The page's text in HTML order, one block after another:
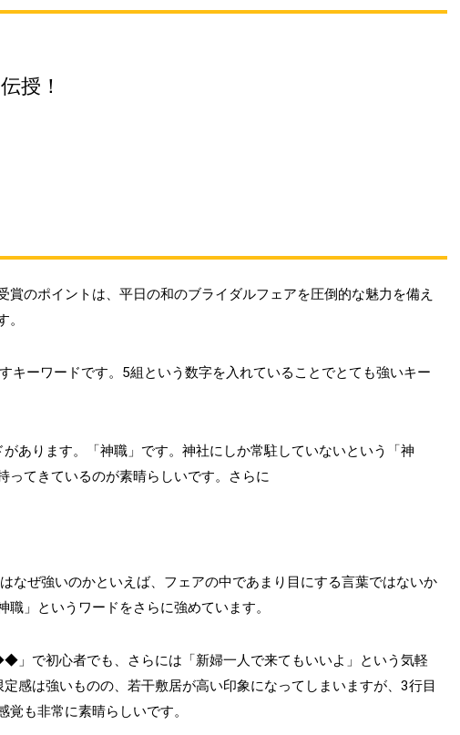
授！
のポイントは、平日の和のブライダルフェアを圧倒的な魅力を備え
キーワードです。5組という数字を入れていることでとても強いキー
あります。「神職」です。神社にしか常駐していないという「神
ってきているのが素晴らしいです。さらに
なぜ強いのかといえば、フェアの中であまり目にする言葉ではないか
」というワードをさらに強めています。
で初心者でも、さらには「新婦一人で来てもいいよ」という気軽
感は強いものの、若干敷居が高い印象になってしまいますが、3行目
も非常に素晴らしいです。